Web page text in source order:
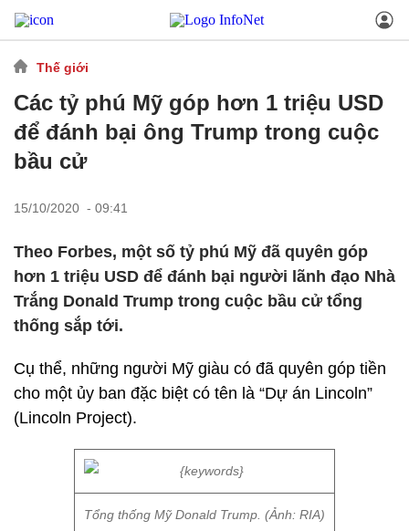
Thế giới
Các tỷ phú Mỹ góp hơn 1 triệu USD
để đánh bại ông Trump trong cuộc
bầu cử
15/10/2020 - 09:41
Theo Forbes, một số tỷ phú Mỹ đã quyên góp
hơn 1 triệu USD để đánh bại người lãnh đạo Nhà
Trắng Donald Trump trong cuộc bầu cử tổng
thống sắp tới.
Cụ thể, những người Mỹ giàu có đã quyên góp tiền
cho một ủy ban đặc biệt có tên là “Dự án Lincoln”
(Lincoln Project).
Tổng thống Mỹ Donald Trump. (Ảnh: RIA)